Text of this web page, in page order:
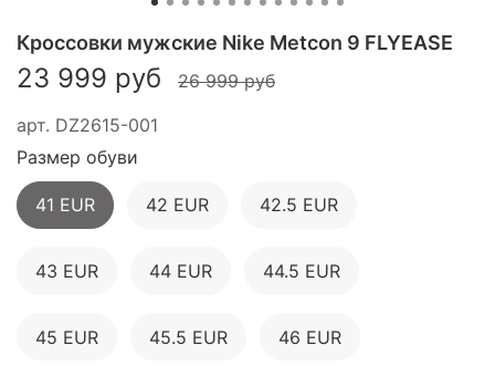
арт. DZ2615-001
Кроссовки мужские Nike Metcon 9 FLYEASE
23 999 руб 26 999 руб
Размер обуви
41 EUR 42 EUR 42.5 EUR
43 EUR 44 EUR 44.5 EUR
45 EUR 45.5 EUR 46 EUR